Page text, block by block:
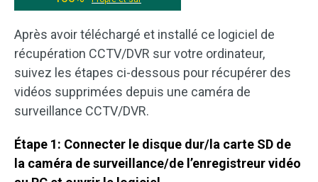
Après avoir téléchargé et installé ce logiciel de
récupération CCTV/DVR sur votre ordinateur,
suivez les étapes ci-dessous pour récupérer des
vidéos supprimées depuis une caméra de
surveillance CCTV/DVR.
Étape 1: Connecter le disque dur/la carte SD de
la caméra de surveillance/de l’enregistreur vidéo